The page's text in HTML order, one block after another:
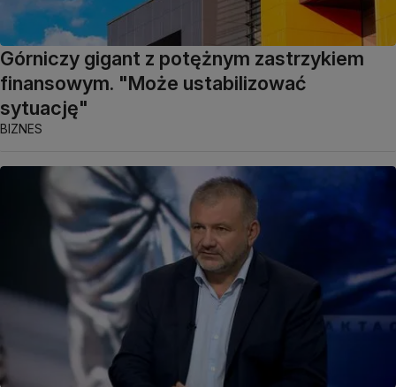
Górniczy gigant z potężnym zastrzykiem
finansowym. "Może ustabilizować
sytuację"
BIZNES